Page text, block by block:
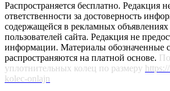
Распространяется бесплатно. Редакция
ответственности за достоверность
содержащейся в рекламных
пользователей сайта. Редакция не
информации. Материалы обозначенные
распространяются на платной основе.
уплотнительных колец по размеру
kolec-onlajn